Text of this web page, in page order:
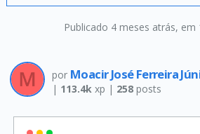
Publicado 4 meses atrás, em
por Moacir José Ferreira
| 113.4kxp | 258posts